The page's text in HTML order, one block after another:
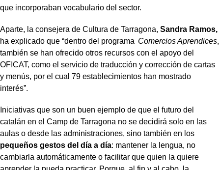
que incorporaban vocabulario del sector.
Aparte, la consejera de Cultura de Tarragona, Sandra Ramos,
ha explicado que “dentro del programa Comercios Aprendices,
también se han ofrecido otros recursos con el apoyo del
OFICAT, como el servicio de traducción y corrección de cartas
y menús, por el cual 79 establecimientos han mostrado
interés”.
Iniciativas que son un buen ejemplo de que el futuro del
catalán en el Camp de Tarragona no se decidirá solo en las
aulas o desde las administraciones, sino también en los
pequeños gestos del día a día: mantener la lengua, no
cambiarla automáticamente o facilitar que quien la quiere